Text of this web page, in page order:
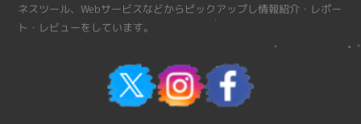
ネスツール、Webサービスなどからピックアップし情報紹介・レポー
ト・レビューをしています。